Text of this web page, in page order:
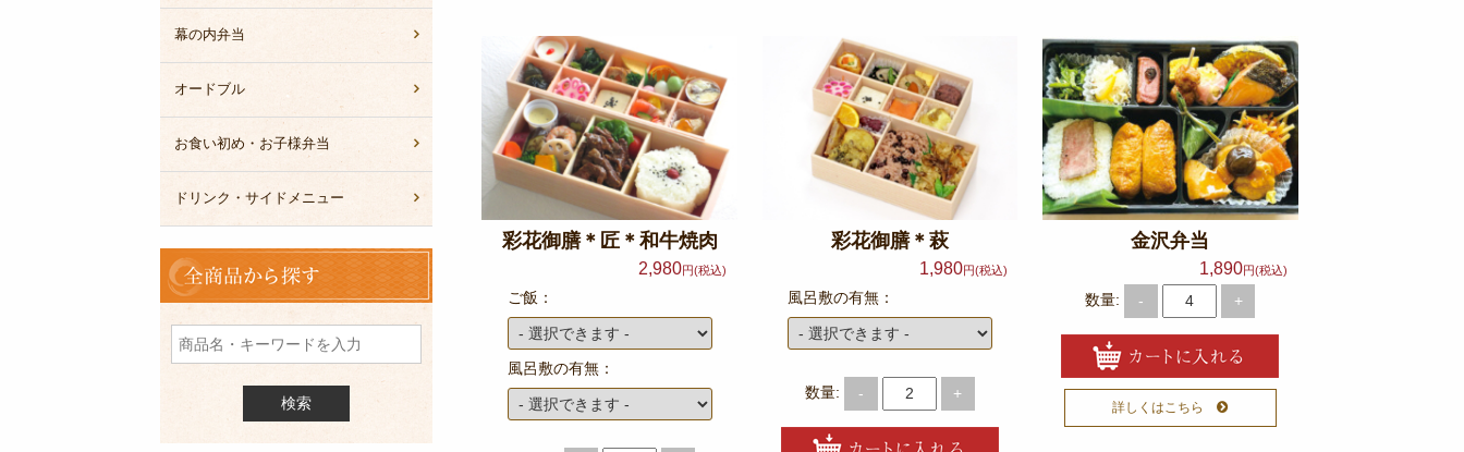
彩花御膳＊匠＊和牛焼肉
2,980円(税込)
ご飯：
風呂敷の有無：
彩花御膳＊萩
1,980円(税込)
風呂敷の有無：
数量: - +
金沢弁当
1,890円(税込)
数量: - +
詳しくはこちら
選
ぶ幕の内弁当
オードブル
お食い初め・お子様弁当
ドリンク・サイドメニュー
全
商
品
を